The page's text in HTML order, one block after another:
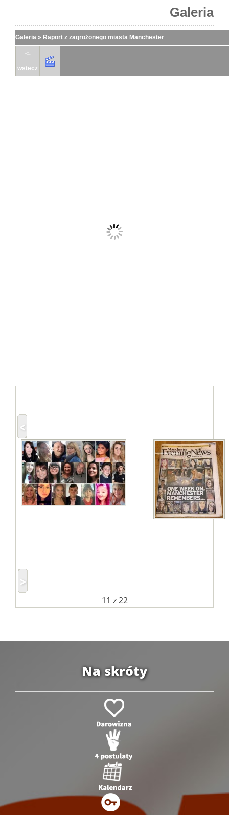
Galeria
Galeria » Raport z zagrożonego miasta Manchester
<-
wstecz
11 z 22
Na skróty